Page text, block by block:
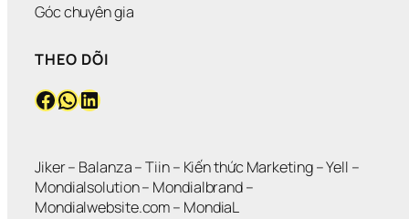
Góc chuyên gia
THEO DÕI
Facebook WhatsApp LinkedIn
Jiker – Balanza – Tiin – Kiến thức Marketing – Yell
Mondialsolution – Mondialbrand
Mondialwebsite.com – MondiaL